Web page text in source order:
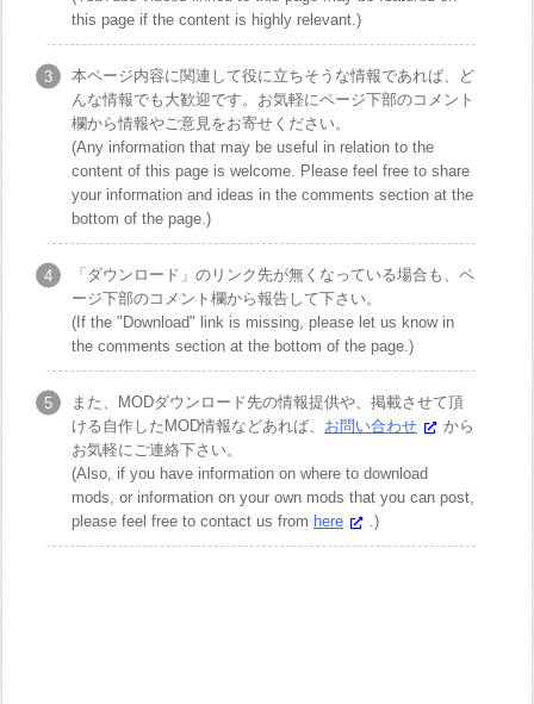
this page if the content is highly relevant.)
本ページ内容に関連して役に立ちそうな情報であれば、ど
んな情報でも大歓迎です。お気軽にページ下部のコメント
欄から情報やご意見をお寄せください。
(Any information that may be useful in relation to the
content of this page is welcome. Please feel free to share
your information and ideas in the comments section at the
bottom of the page.)
「ダウンロード」のリンク先が無くなっている場合も、ペ
ージ下部のコメント欄から報告して下さい。
(If the "Download" link is missing, please let us know in
the comments section at the bottom of the page.)
また、MODダウンロード先の情報提供や、掲載させて頂
ける自作したMOD情報などあれば、 お問い合わせ
から
お気軽にご連絡下さい。
(Also, if you have information on where to download
mods, or information on your own mods that you can post,
please feel free to contact us from here .)